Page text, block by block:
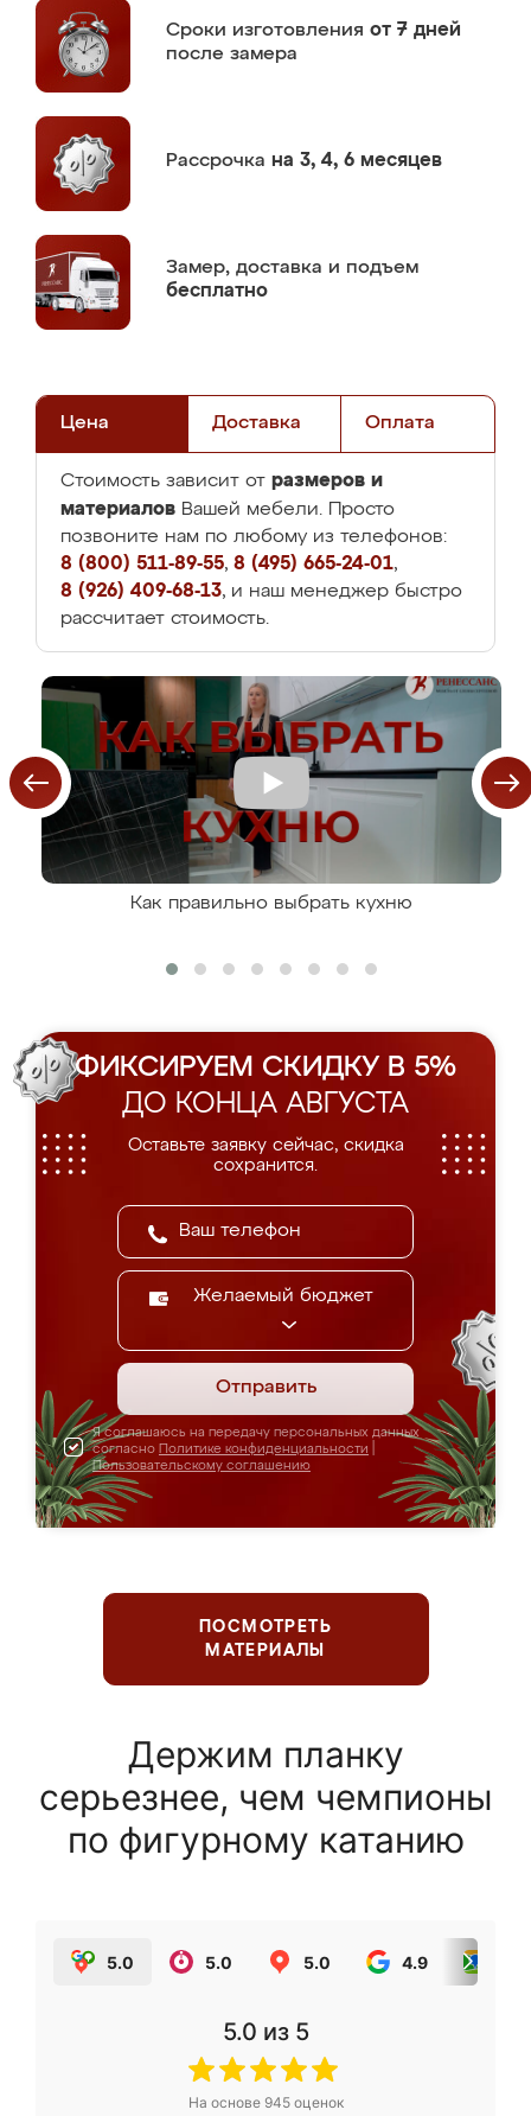
Сроки изготовления от 7 дней
после замера
Рассрочка на 3, 4, 6 месяцев
Замер, доставка и подъем
бесплатно
Цена Доставка Оплата
Стоимость зависит от размеров и
материалов Вашей мебели. Просто
позвоните нам по любому из телефонов:
8 (800) 511-89-55, 8 (495) 665-24-01,
8 (926) 409-68-13, и наш менеджер быстро
рассчитает стоимость.
Как правильно выбрать кухню
ФИКСИРУЕМ СКИДКУ В 5%
ДО КОНЦА АВГУСТА
Оставьте заявку сейчас, скидка
сохранится.
Желаемый бюджет
Отправить
Я соглашаюсь на передачу персональных данных
согласно Политике конфиденциальности
Пользовательскому соглашению
ПОСМОТРЕТЬ
МАТЕРИАЛЫ
Держим планку
серьезнее, чем чемпионы
по фигурному катанию
5.0 5.0 5.0 4.9
5.0 из 5
На основе 945оценок